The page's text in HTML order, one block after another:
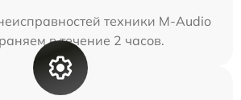
техники M-Audio
в течение 2 часов.